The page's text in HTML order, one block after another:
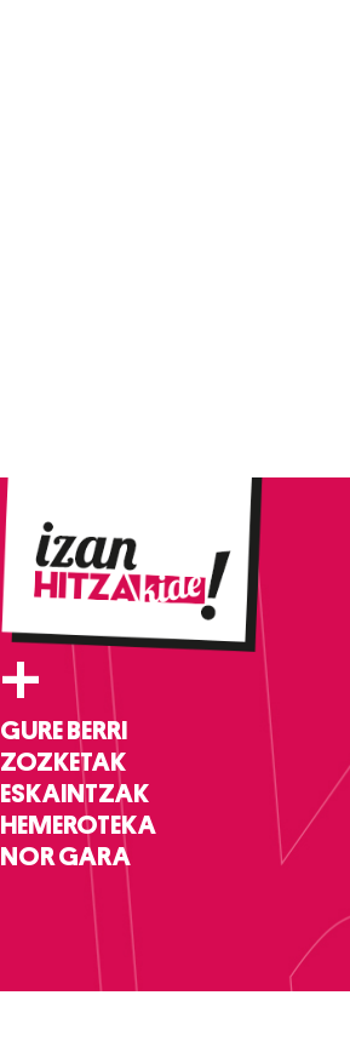
+
GURE BERRI
ZOZKETAK
ESKAINTZAK
HEMEROTEKA
NOR GARA